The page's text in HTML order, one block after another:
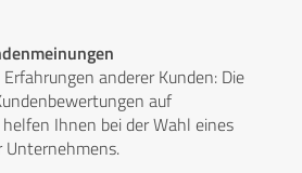
anderer Kunden: Die
auf
Ihnen bei der Wahl eines
Unternehmens.